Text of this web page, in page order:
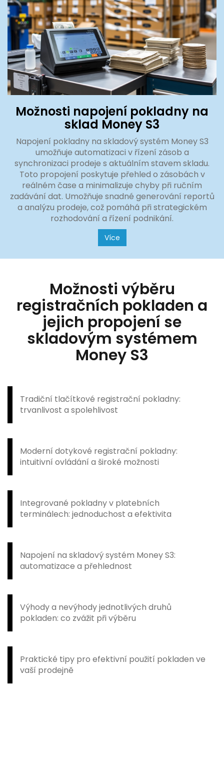
Možnosti napojení pokladny na
sklad Money S3
Napojení pokladny na skladový systém Money S3
umožňuje automatizaci v řízení zásob a
synchronizaci prodeje s aktuálním stavem skladu.
Toto propojení poskytuje přehled o zásobách v
reálném čase a minimalizuje chyby při ručním
zadávání dat. Umožňuje snadné generování reportů
a analýzu prodeje, což pomáhá při strategickém
rozhodování a řízení podnikání.
Více
Možnosti výběru
registračních pokladen a
jejich propojení se
skladovým systémem
Money S3
Tradiční tlačítkové registrační pokladny:
trvanlivost a spolehlivost
Moderní dotykové registrační pokladny:
intuitivní ovládání a široké možnosti
Integrované pokladny v platebních
terminálech: jednoduchost a efektivita
Napojení na skladový systém Money S3:
automatizace a přehlednost
Výhody a nevýhody jednotlivých druhů
pokladen: co zvážit při výběru
Praktické tipy pro efektivní použití pokladen ve
vaší prodejně